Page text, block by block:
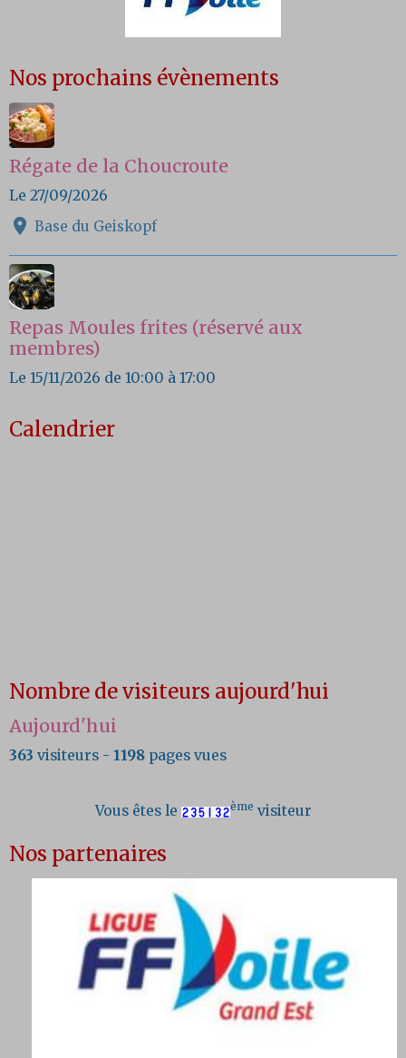
Nos prochains évènements
Régate de la Choucroute
Le 27/09/2026
Base du Geiskopf
Repas Moules frites (réservé aux
membres)
Le 15/11/2026 de 10:00 à 17:00
Calendrier
Nombre de visiteurs aujourd'hui
Aujourd'hui
363 visiteurs - 1198 pages vues
Vous êtes le ème visiteur
Nos partenaires